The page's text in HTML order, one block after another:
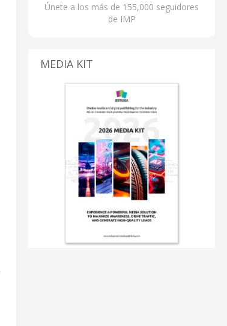
Únete a los más de 155,000 seguidores
de IMP
MEDIA KIT